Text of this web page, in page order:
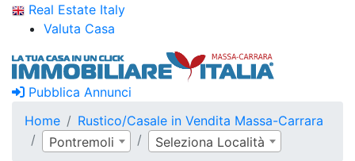
Real Estate Italy
Valuta Casa
Pubblica Annunci
Home
Rustico/Casale in Vendita Massa-Carrara
Pontremoli
Seleziona Località